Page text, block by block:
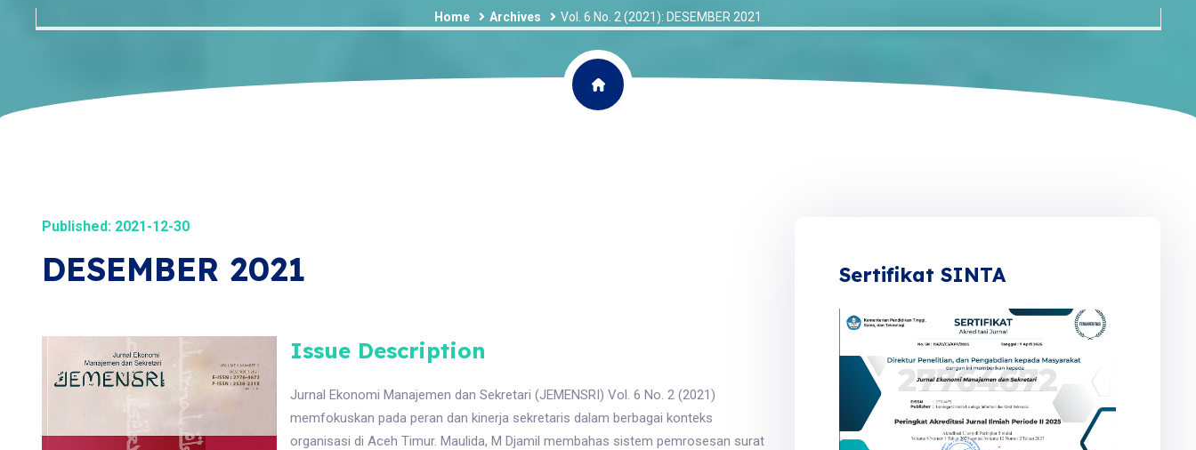
Home Archives Vol. 6 No. 2 (2021): DESEMBER 2021
Published: 2021-12-30
DESEMBER 2021
Issue Description
Jurnal Ekonomi Manajemen dan Sekretari (JEMENSRI) Vol. 6 No. 2 (2021)
memfokuskan pada peran dan kinerja sekretaris dalam berbagai konteks
organisasi di Aceh Timur. Maulida, M Djamil membahas sistem pemrosesan surat
Sertifikat SINTA